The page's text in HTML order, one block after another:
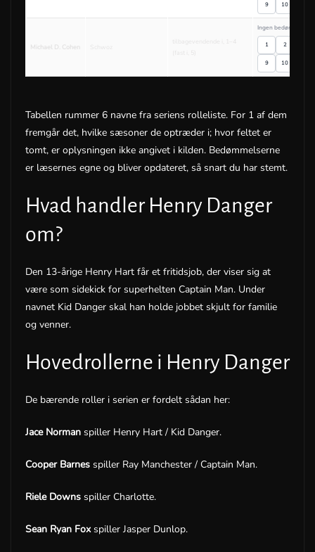
9 10
Michael D. Cohen
tilbagevendende i, 1–4
Ingen bedømmelser
1 2
9 10
Tabellen rummer 6 navne fra seriens rolleliste. For 1 af dem
fremgår det, hvilke sæsoner de optræder i; hvor feltet er
tomt, er oplysningen ikke angivet i kilden. Bedømmelserne
er læsernes egne og bliver opdateret, så snart du har stemt.
Hvad handler Henry Danger
om?
Den 13-årige Henry Hart får et fritidsjob, der viser sig at
være som sidekick for superhelten Captain Man. Under
navnet Kid Danger skal han holde jobbet skjult for familie
og venner.
Hovedrollerne i Henry Danger
De bærende roller i serien er fordelt sådan her:
Jace Norman spiller Henry Hart / Kid Danger.
Cooper Barnes spiller Ray Manchester / Captain Man.
Riele Downs spiller Charlotte.
Sean Ryan Foxspiller Jasper Dunlop.